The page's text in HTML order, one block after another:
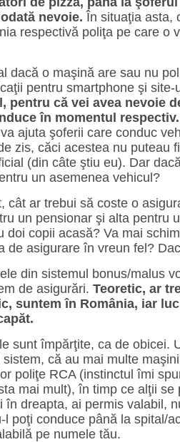
nevoie. În situaţia asta,
respectivă poliţa pe care o
dacă o maşină are sau nu
pentru smartphone şi
pentru că vei avea nevoie
în momentul respectiv.
ajuta şoferii care conduc
zis, căci acestea nu puteau
(din câte ştiu eu). Dar
un asemenea vehicul?
cât ar trebui să coste o
un pensionar şi alta pentru
doi copii acasă? Va mai
de asigurare în vreun fel?
din sistemul bonus/malus
de asigurări. Teoretic, ar
suntem în România, iar
sunt împărţite, ca de obicei.
că au mai multe
poliţe RCA (instinctul îmi
mai mult), în timp ce alţii se
în dreapta, ai permis valabil,
l poţi conduce până la spital/
pe numele tău.